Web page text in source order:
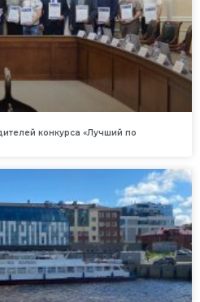
конкурса «Лучший по